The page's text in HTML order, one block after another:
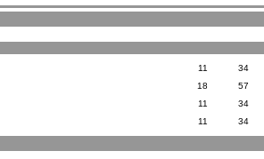
11 34
18 57
11 34
11 34